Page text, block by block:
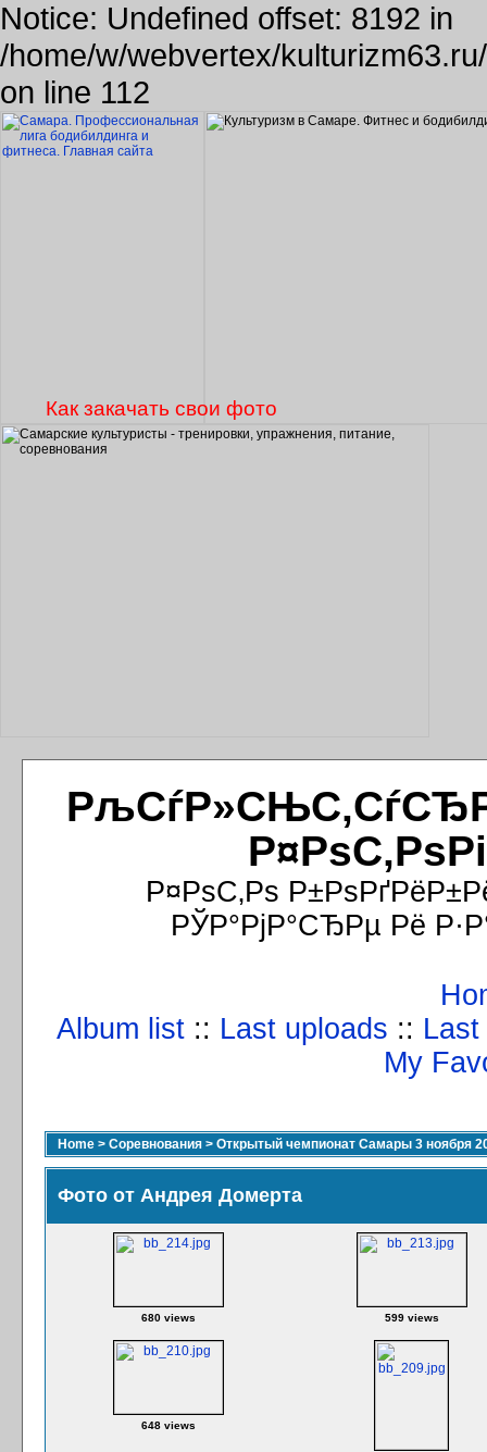
Notice: Undefined offset: 8192 in
/home/w/webvertex/
on line 112
Р¤РѕС‚Рѕ
РЎР°РјР°СЂРµ Рё
Album list :: Last uploads ::
My
Home > Соревнования > Открытый чемпионат Самары 3 ноября
Фото от Андрея Домерта
680 views 599 views
648 views
Как закачать свои фото